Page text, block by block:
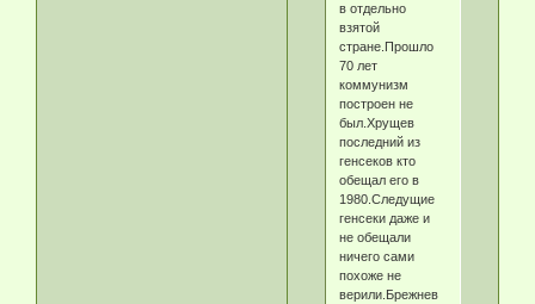
в отдельно
взятой
стране.Прошло
70 лет
коммунизм
построен не
был.Хрущев
последний из
генсеков кто
обещал его в
1980.Следущие
генсеки даже и
не обещали
ничего сами
похоже не
верили.Брежнев